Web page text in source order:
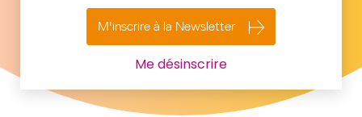
M'inscrire à la Newsletter
Me désinscrire